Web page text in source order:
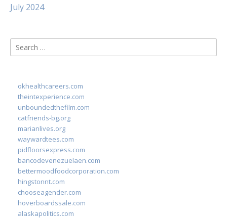
July 2024
Search
for:
okhealthcareers.com
theintexperience.com
unboundedthefilm.com
catfriends-bg.org
marianlives.org
waywardtees.com
pidfloorsexpress.com
bancodevenezuelaen.com
bettermoodfoodcorporation.com
hingstonnt.com
chooseagender.com
hoverboardssale.com
alaskapolitics.com